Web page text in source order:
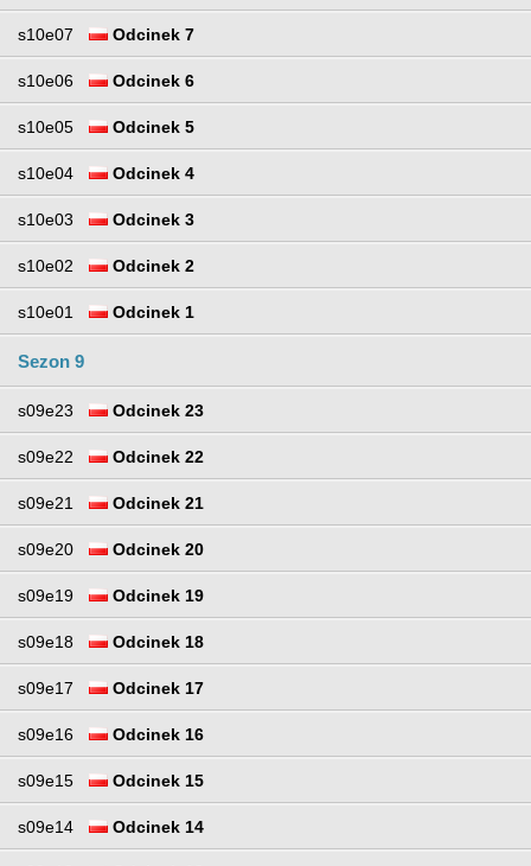
s10e07 Odcinek 7
s10e06 Odcinek 6
s10e05 Odcinek 5
s10e04 Odcinek 4
s10e03 Odcinek 3
s10e02 Odcinek 2
s10e01 Odcinek 1
Sezon 9
s09e23 Odcinek 23
s09e22 Odcinek 22
s09e21 Odcinek 21
s09e20 Odcinek 20
s09e19 Odcinek 19
s09e18 Odcinek 18
s09e17 Odcinek 17
s09e16 Odcinek 16
s09e15 Odcinek 15
s09e14 Odcinek 14